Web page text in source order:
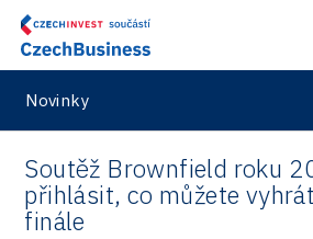
R&D
Vehicles
Novinky
Soutěž Brownfield roku
přihlásit, co můžete
finále